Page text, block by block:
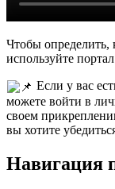
Чтобы определить,
используйте
Если у вас
можете войти в
своем
вы хотите
Навигация